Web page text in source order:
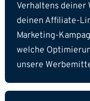
Verhaltens deiner
deinen Affiliate-
Marketing-
welche
unsere